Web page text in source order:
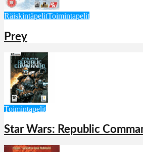
RäiskintäpelitToimintapelit
Prey
Toimintapelit
Star Wars: Republic